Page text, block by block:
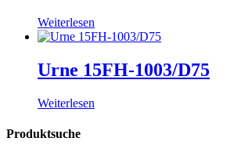
Weiterlesen
Urne 15FH-1003/D75
Weiterlesen
Produktsuche